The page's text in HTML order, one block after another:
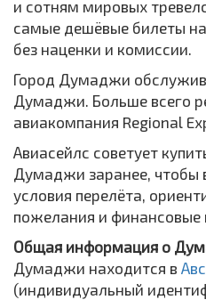
и сотням мировых
самые дешёвые билеты
без наценки и комиссии.
Город Думаджи
Думаджи. Больше всего
авиакомпания Regional
Авиасейлс советует
Думаджи заранее, чтобы
условия перелёта,
пожелания и финансовые
Общая информация о
Думаджи находится в
(индивидуальный